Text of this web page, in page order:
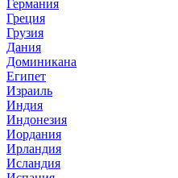
Германия
Греция
Грузия
Дания
Доминикана
Египет
Израиль
Индия
Индонезия
Иордания
Ирландия
Исландия